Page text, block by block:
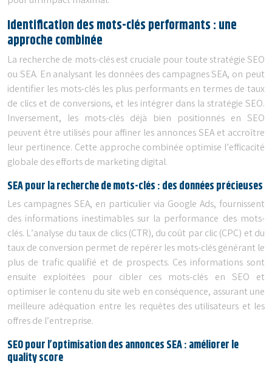
Identification des mots-clés performants : une
approche combinée
La recherche de mots-clés est cruciale pour toute stratégie SEO
ou SEA. En analysant les données des campagnes SEA, on peut
identifier les mots-clés les plus performants en termes de taux
de clics et de conversions, et les intégrer dans la stratégie SEO.
Inversement, les mots-clés déjà bien positionnés en SEO
peuvent être utilisés pour affiner les annonces SEA et accroître
leur pertinence. Cette approche combinée optimise l’efficacité
globale des efforts de marketing digital.
SEA pour la recherche de mots-clés : des données précieuses
Les campagnes SEA, en particulier via Google Ads, fournissent
des informations inestimables sur la performance des mots-
clés. L’analyse du taux de clics (CTR), du coût par clic (CPC) et du
taux de conversion permet de repérer les mots-clés générant le
plus de trafic qualifié et de prospects. Ces informations sont
ensuite exploitées pour cibler ces mots-clés en SEO et
optimiser le contenu du site web en conséquence, assurant une
meilleure adéquation entre les requêtes des utilisateurs et les
offres de l’entreprise.
SEO pour l’optimisation des annonces SEA : améliorer le
quality score